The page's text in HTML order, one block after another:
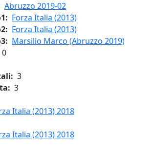
Abruzzo 2019-02
Forza Italia (2013)
Forza Italia (2013)
Marsilio Marco (Abruzzo 2019)
0
3
3
Italia (2013) 2018
Italia (2013) 2018